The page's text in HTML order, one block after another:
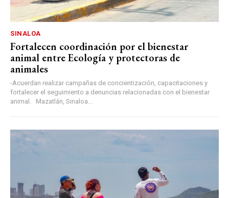
SINALOA
Fortalecen coordinación por el bienestar
animal entre Ecología y protectoras de
animales
-Acuerdan realizar campañas de concientización, capacitaciones y
fortalecer el seguimiento a denuncias relacionadas con el bienestar
animal. Mazatlán, Sinaloa...